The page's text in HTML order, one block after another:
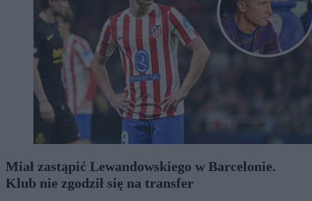
Miał zastąpić Lewandowskiego w Barcelonie.
Klub nie zgodził się na transfer